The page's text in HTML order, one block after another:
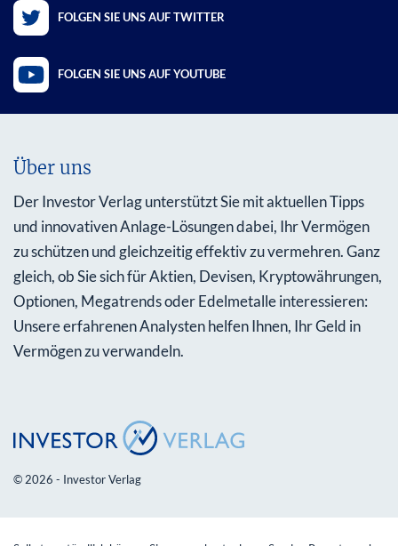
FOLGEN SIE UNS AUF TWITTER
FOLGEN SIE UNS AUF YOUTUBE
Über uns
Der Investor Verlag unterstützt Sie mit aktuellen Tipps
und innovativen Anlage-Lösungen dabei, Ihr Vermögen
zu schützen und gleichzeitig effektiv zu vermehren. Ganz
gleich, ob Sie sich für Aktien, Devisen, Kryptowährungen,
Optionen, Megatrends oder Edelmetalle interessieren:
Unsere erfahrenen Analysten helfen Ihnen, Ihr Geld in
Vermögen zu verwandeln.
© 2026 - Investor Verlag